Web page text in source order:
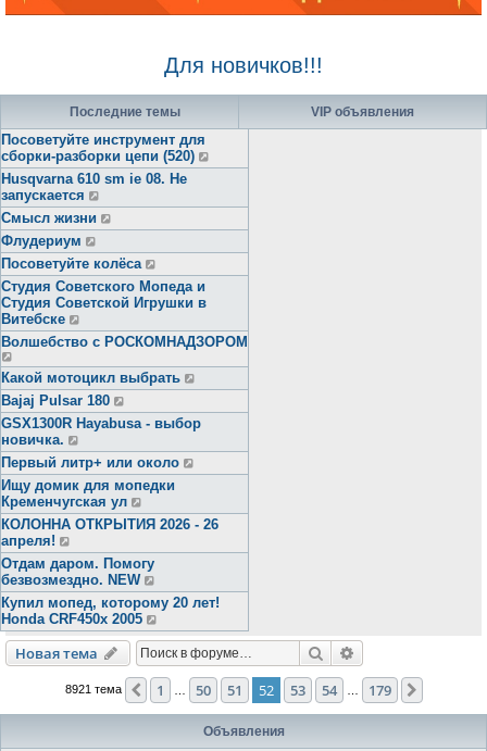
Для новичков!!!
Последние темы
Посоветуйте инструмент для
сборки-разборки цепи (520)
Husqvarna 610 sm ie 08. Не
запускается
Смысл жизни
Флудериум
Посоветуйте колёса
Студия Советского Мопеда и
Студия Советской Игрушки в
Витебске
Волшебство с РОСКОМНАДЗОРОМ
Какой мотоцикл выбрать
Bajaj Pulsar 180
GSX1300R Hayabusa - выбор
новичка.
Первый литр+ или около
Ищу домик для мопедки
Кременчугская ул
КОЛОННА ОТКРЫТИЯ 2026 - 26
апреля!
Отдам даром. Помогу
безвозмездно. NEW
Купил мопед, которому 20 лет!
Honda CRF450x 2005
VIP объявления
Новая тема Поиск
8921 тема Пред.
1 50 51 52 53 54 179
Объявления